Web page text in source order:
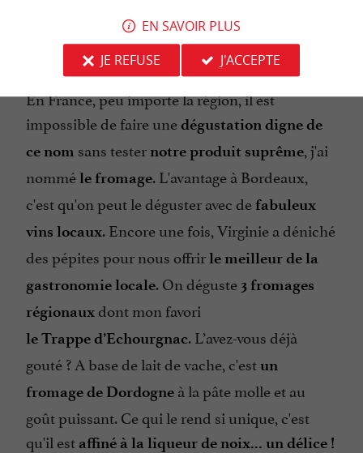
Dégustation dans la boutique Pierre Oteiza
En France, peu importe la région, il est
impossible de faire unedégustation digne de
ce nom sans tester notre produit suprême, j'ai
nomméle fromage. L'avantage à Bordeaux,
c'est qu'on peut le déguster avec de fabuleux
vins locaux. Encore une fois, Virginie a déniché
des pépites pour nous offrirle meilleur de la
gastronomie locale. On déguste 3 fromages
régionauxdont mon favori
le Trappe d’Echourgnac. L’avez-vous déjà
gouté ? A base de lait de vache, c'estun
fromage de Dordogne à la pâte molle et au
goût puissant. Ce qui le rend si unique, c'est
qu'il est affiné à la liqueur de noix... un délice !
EN SAVOIR PLUS
JE REFUSE
J'ACCEPTE